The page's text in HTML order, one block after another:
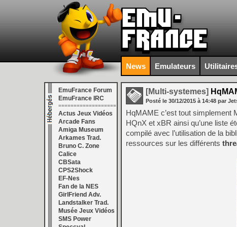
News Emulateurs
EmuFrance Forum
EmuFrance IRC
===================
Actus Jeux Vidéos
Arcade Fans
Amiga Museum
Arkames Trad.
Bruno C. Zone
Calice
CBSata
CPS2Shock
EF-Nes
Fan de la NES
GirlFriend Adv.
Landstalker Trad.
Musée Jeux Vidéos
SMS Power
[Multi-systemes]
Posté le 30/12/2015 à 14:48 par
HqMAME c’est tout simplement
HQnX et xBR ainsi qu’une liste
compilé avec l’utilisation de la
ressources sur les différents